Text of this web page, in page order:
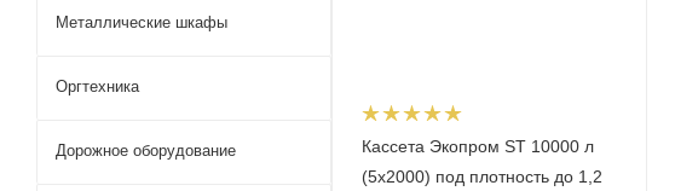
Кассета Экопром ST 10000 л
(5х2000) под плотность до 1,2
Металлические шкафы
Оргтехника
Дорожное оборудование